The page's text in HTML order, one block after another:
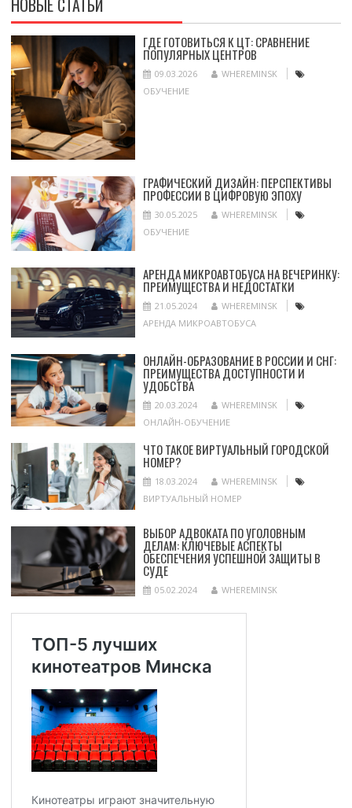
НОВЫЕ СТАТЬИ
ГДЕ ГОТОВИТЬСЯ К ЦТ: СРАВНЕНИЕ
ПОПУЛЯРНЫХ ЦЕНТРОВ
09.03.2026
WHEREMINSK
ОБУЧЕНИЕ
ГРАФИЧЕСКИЙ ДИЗАЙН: ПЕРСПЕКТИВЫ
ПРОФЕССИИ В ЦИФРОВУЮ ЭПОХУ
30.05.2025
WHEREMINSK
ОБУЧЕНИЕ
АРЕНДА МИКРОАВТОБУСА НА ВЕЧЕРИНКУ:
ПРЕИМУЩЕСТВА И НЕДОСТАТКИ
21.05.2024
WHEREMINSK
АРЕНДА МИКРОАВТОБУСА
ОНЛАЙН-ОБРАЗОВАНИЕ В РОССИИ И СНГ:
ПРЕИМУЩЕСТВА ДОСТУПНОСТИ И
УДОБСТВА
20.03.2024
WHEREMINSK
ОНЛАЙН-ОБУЧЕНИЕ
ЧТО ТАКОЕ ВИРТУАЛЬНЫЙ ГОРОДСКОЙ
НОМЕР?
18.03.2024
WHEREMINSK
ВИРТУАЛЬНЫЙ НОМЕР
ВЫБОР АДВОКАТА ПО УГОЛОВНЫМ
ДЕЛАМ: КЛЮЧЕВЫЕ АСПЕКТЫ
ОБЕСПЕЧЕНИЯ УСПЕШНОЙ ЗАЩИТЫ В
СУДЕ
05.02.2024 WHEREMINSK